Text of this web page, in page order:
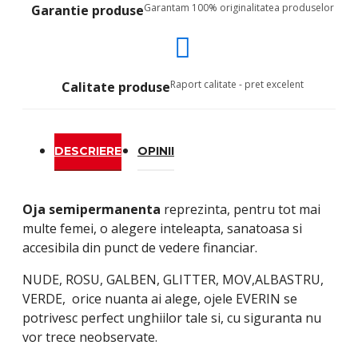
Garantie produseGarantam 100% originalitatea produselor
Calitate produseRaport calitate - pret excelent
DESCRIERE OPINII
Oja semipermanenta reprezinta, pentru tot mai
multe femei, o alegere inteleapta, sanatoasa si
accesibila din punct de vedere financiar.
NUDE, ROSU, GALBEN, GLITTER, MOV,ALBASTRU,
VERDE, orice nuanta ai alege, ojele EVERIN se
potrivesc perfect unghiilor tale si, cu siguranta nu
vor trece neobservate.